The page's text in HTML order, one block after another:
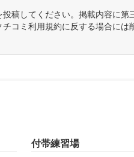
稿してください。掲載内容に第
コミ利用規約に反する場合には
付帯練習場